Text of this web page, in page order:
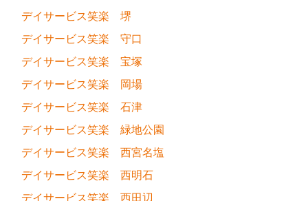
デイサービス笑楽 堺
デイサービス笑楽 守口
デイサービス笑楽 宝塚
デイサービス笑楽 岡場
デイサービス笑楽 石津
デイサービス笑楽 緑地公園
デイサービス笑楽 西宮名塩
デイサービス笑楽 西明石
デイサービス笑楽 西田辺